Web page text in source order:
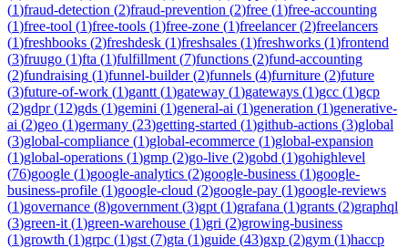
(1)fraud-detection (2)fraud-prevention (2)free (1)free-accounting
(1)free-tool (1)free-tools (1)free-zone (1)freelancer(2)freelancers
(1)freshbooks (2)freshdesk (1)freshsales (1)freshworks (1)frontend
(3)fruugo (1)fta (1)fulfillment (7)functions (2)fund-accounting
(2)fundraising (1)funnel-builder(2)funnels (4)furniture (2)future
(3)future-of-work (1)gantt (1)gateway (1)gateways (1)gcc (1)gcp
(2)gdpr(12)gds (1)gemini (1)general-ai (1)generation (1)generative-
ai (2)geo (1)germany (23)getting-started (1)github-actions (3)global
(3)global-compliance (1)global-ecommerce (1)global-expansion
(1)global-operations (1)gmp (2)go-live (2)gobd (1)gohighlevel
(76)google (1)google-analytics (2)google-business (1)google-
business-profile (1)google-cloud (2)google-pay (1)google-reviews
(1)governance (8)government (3)gpt (1)grafana (1)grants (2)graphql
(3)green-it (1)green-warehouse (1)gri (2)growing-business
(1)growth (1)grpc (1)gst (7)gta (1)guide (43)gxp (2)gym (1)haccp